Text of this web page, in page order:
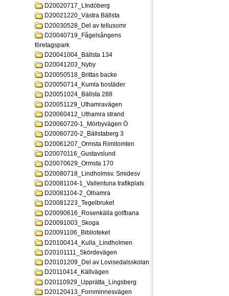
D20020717_LIndöberg
D20021220_Västra Bällsta
D20030528_Del av tellusomr
D20040719_Fågelsångens
företagspark
D20041004_Bällsta 134
D20041203_Nyby
D20050518_Brittas backe
D20050714_Kumla bostäder
D20051024_Bällsta 288
D20051129_Uthamravägen
D20060412_Uthamra strand
D20060720-1_Mörbyvägen Ö
D20060720-2_Bällstaberg 3
D20061207_Ormsta Rimitomten
D20070116_Gustavslund
D20070629_Ormsta 170
D20080718_Lindholmsv. Smidesv
D20081104-1_Vallentuna trafikplats
D20081104-2_Olhamra
D20081223_Tegelbruket
D20090616_Rosenkälla golfbana
D20091003_Skoga
D20091106_Biblioteket
D20100414_Kulla_Lindholmen
D20101111_Skördevägen
D20101209_Del av Lovisedalsskolan
D20110414_Källvägen
D20110929_Upprätta_Lingsberg
D20120413_Fornminnesvägen